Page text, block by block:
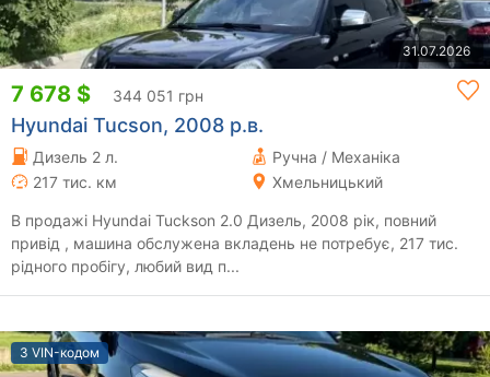
31.07.2026
7 678 $ 344 051 грн
Hyundai Tucson, 2008 р.в.
Дизель 2 л.
Ручна / Механіка
217 тис. км
Хмельницький
В продажі Hyundai Tuckson 2.0 Дизель, 2008 рік, повний
привід , машина обслужена вкладень не потребує, 217 тис.
рідного пробігу, любий вид п...
З VIN-кодом